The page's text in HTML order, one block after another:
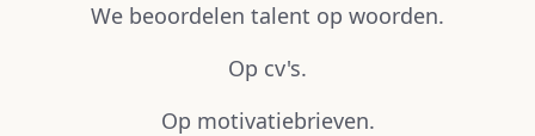
We beoordelen talent op woorden.
Op cv's.
Op motivatiebrieven.